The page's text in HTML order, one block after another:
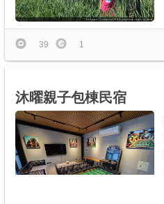
39 1
沐曜親子包棟民宿